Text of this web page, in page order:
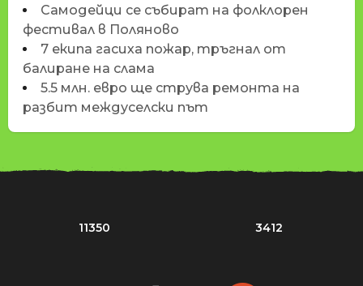
Самодейци се събират на фолклорен
фестивал в Поляново
7 екипа гасиха пожар, тръгнал от
балиране на слама
5.5 млн. евро ще струва ремонта на
разбит междуселски път
11350 3412